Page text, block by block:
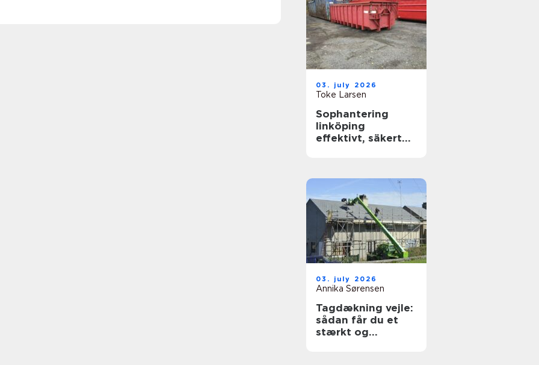
03. july 2026
Toke Larsen
Sophantering
linköping
effektivt, säkert
03. july 2026
Annika Sørensen
Tagdækning vejle:
sådan får du et
stærkt og